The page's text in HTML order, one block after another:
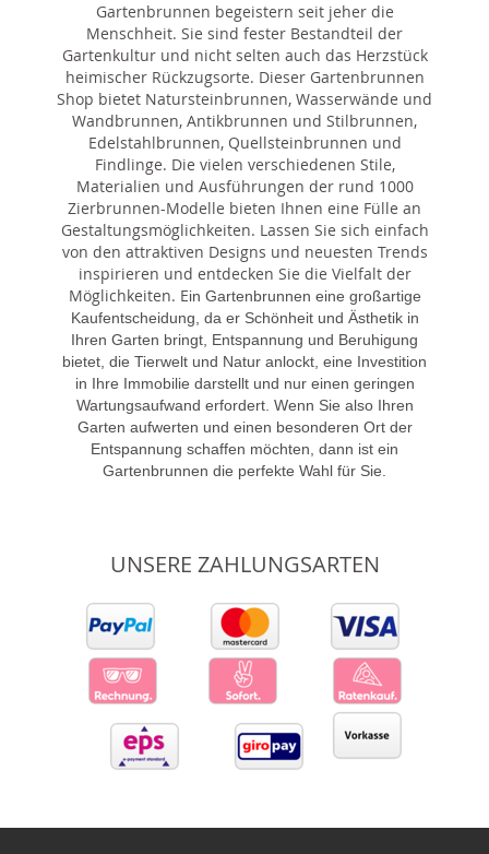
Gartenbrunnen begeistern seit jeher die
Menschheit. Sie sind fester Bestandteil der
Gartenkultur und nicht selten auch das Herzstück
heimischer Rückzugsorte. Dieser Gartenbrunnen
Shop bietet Natursteinbrunnen, Wasserwände und
Wandbrunnen, Antikbrunnen und Stilbrunnen,
Edelstahlbrunnen, Quellsteinbrunnen und
Findlinge. Die vielen verschiedenen Stile,
Materialien und Ausführungen der rund 1000
Zierbrunnen-Modelle bieten Ihnen eine Fülle an
Gestaltungsmöglichkeiten. Lassen Sie sich einfach
von den attraktiven Designs und neuesten Trends
inspirieren und entdecken Sie die Vielfalt der
Möglichkeiten. Ein Gartenbrunnen eine großartige
Kaufentscheidung, da er Schönheit und Ästhetik in
Ihren Garten bringt, Entspannung und Beruhigung
bietet, die Tierwelt und Natur anlockt, eine Investition
in Ihre Immobilie darstellt und nur einen geringen
Wartungsaufwand erfordert. Wenn Sie also Ihren
Garten aufwerten und einen besonderen Ort der
Entspannung schaffen möchten, dann ist ein
Gartenbrunnen die perfekte Wahl für Sie.
UNSERE ZAHLUNGSARTEN